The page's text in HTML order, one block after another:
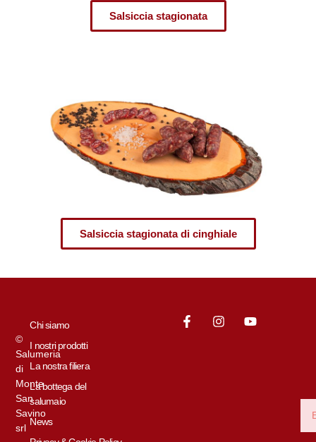
Salsiccia stagionata
Salsiccia stagionata di cinghiale
©
Salumeria
di
Monte
San
Savino
srl
Chi siamo
I nostri prodotti
La nostra filiera
La bottega del
salumaio
News